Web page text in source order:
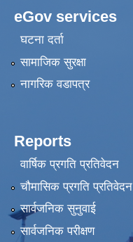
eGov services
घटना दर्ता
सामाजिक सुरक्षा
नागरिक वडापत्र
Reports
वार्षिक प्रगति प्रतिवेदन
चौमासिक प्रगति प्रतिवेदन
सार्वजनिक सुनुवाई
सार्वजनिक परीक्षण